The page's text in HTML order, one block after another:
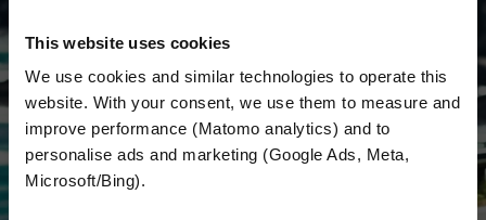
This website uses cookies
We use cookies and similar technologies to operate this
website. With your consent, we use them to measure and
improve performance (Matomo analytics) and to
personalise ads and marketing (Google Ads, Meta,
Microsoft/Bing).
Informationen über uns und alles, was mit dem
Motorradfahren rund um den Globus zu tun
hat.
E-mail*
Vorname